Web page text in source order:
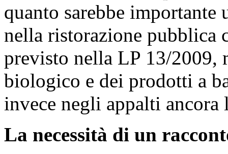
quanto sarebbe importante
nella ristorazione pubblica
previsto nella LP 13/2009,
biologico e dei prodotti a
invece negli appalti ancora
La necessità di un